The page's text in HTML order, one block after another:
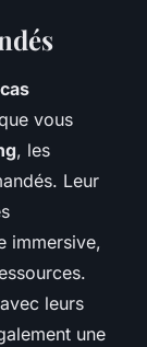
cas
vous
, les
Leur
immersive,
leurs
une